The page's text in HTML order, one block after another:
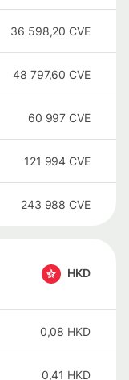
36 598,20 CVE
48 797,60 CVE
60 997 CVE
121 994 CVE
243 988 CVE
HKD
0,08 HKD
0,41 HKD